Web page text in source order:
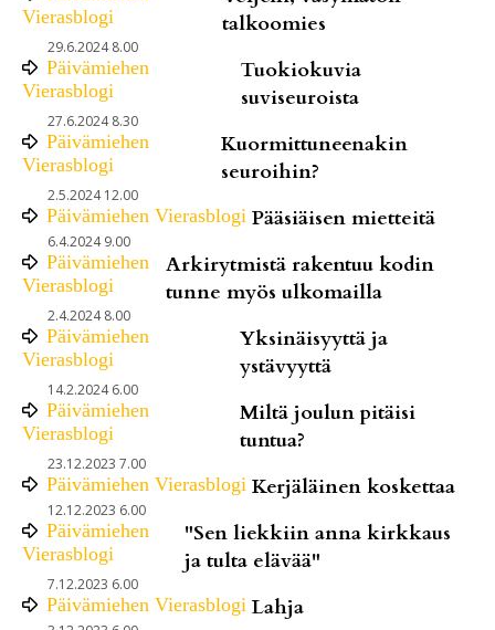
Vierasblogi
talkoomies
29.6.2024 8.00
Päivämiehen
Vierasblogi
Tuokiokuvia
suviseuroista
27.6.2024 8.30
Päivämiehen
Vierasblogi
Kuormittuneenakin
seuroihin?
2.5.2024 12.00
Päivämiehen Vierasblogi Pääsiäisen mietteitä
6.4.2024 9.00
Päivämiehen
Vierasblogi
Arkirytmistä rakentuu kodin
tunne myös ulkomailla
2.4.2024 8.00
Päivämiehen
Vierasblogi
Yksinäisyyttä ja
ystävyyttä
14.2.2024 6.00
Päivämiehen
Vierasblogi
Miltä joulun pitäisi
tuntua?
23.12.2023 7.00
Päivämiehen Vierasblogi Kerjäläinen koskettaa
12.12.2023 6.00
Päivämiehen
Vierasblogi
"Sen liekkiin anna kirkkaus
ja tulta elävää"
7.12.2023 6.00
Päivämiehen Vierasblogi Lahja